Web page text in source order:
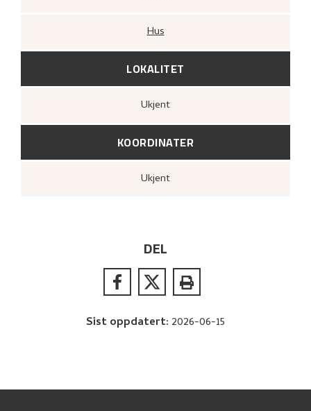
Hus
LOKALITET
Ukjent
KOORDINATER
Ukjent
DEL
Sist oppdatert: 2026-06-15